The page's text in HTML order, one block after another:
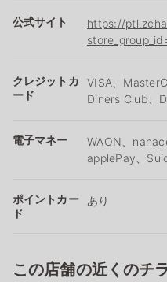
公式サイト
https://
クレジットカ
ード
VISA、
Diners Club、
電子マネー
WAON、
applePay、
ポイントカー
ド
あり
この店舗の近くのチ